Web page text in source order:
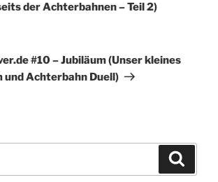
der Achterbahnen – Teil 2)
#10 – Jubiläum (Unser kleines
und Achterbahn Duell)